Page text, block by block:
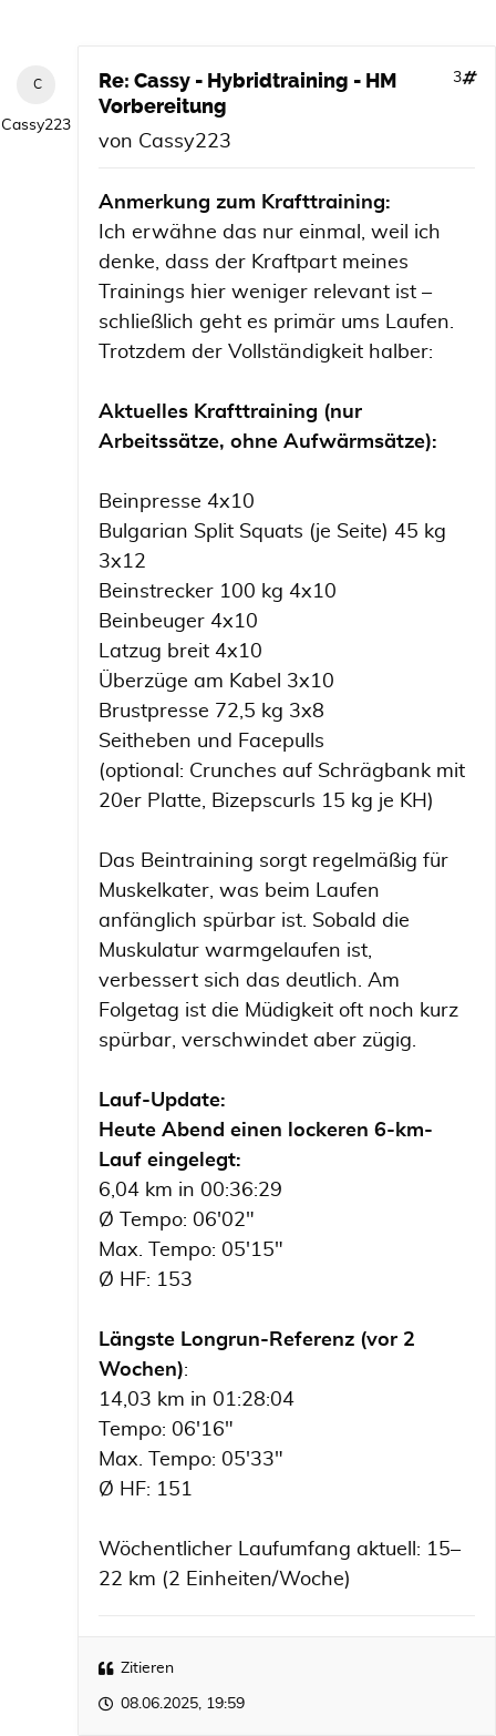
Cassy223
Re: Cassy - Hybridtraining - HM
Vorbereitung
3
von Cassy223
Anmerkung zum Krafttraining:
Ich erwähne das nur einmal, weil ich
denke, dass der Kraftpart meines
Trainings hier weniger relevant ist –
schließlich geht es primär ums Laufen.
Trotzdem der Vollständigkeit halber:
Aktuelles Krafttraining (nur
Arbeitssätze, ohne Aufwärmsätze):
Beinpresse 4x10
Bulgarian Split Squats (je Seite) 45 kg
3x12
Beinstrecker 100 kg 4x10
Beinbeuger 4x10
Latzug breit 4x10
Überzüge am Kabel 3x10
Brustpresse 72,5 kg 3x8
Seitheben und Facepulls
(optional: Crunches auf Schrägbank mit
20er Platte, Bizepscurls 15 kg je KH)
Das Beintraining sorgt regelmäßig für
Muskelkater, was beim Laufen
anfänglich spürbar ist. Sobald die
Muskulatur warmgelaufen ist,
verbessert sich das deutlich. Am
Folgetag ist die Müdigkeit oft noch kurz
spürbar, verschwindet aber zügig.
Lauf-Update:
Heute Abend einen lockeren 6-km-
Lauf eingelegt:
6,04 km in 00:36:29
Ø Tempo: 06'02"
Max. Tempo: 05'15"
Ø HF: 153
Längste Longrun-Referenz (vor 2
Wochen):
14,03 km in 01:28:04
Tempo: 06'16"
Max. Tempo: 05'33"
Ø HF: 151
Wöchentlicher Laufumfang aktuell: 15–
22 km (2 Einheiten/Woche)
Zitieren
08.06.2025, 19:59